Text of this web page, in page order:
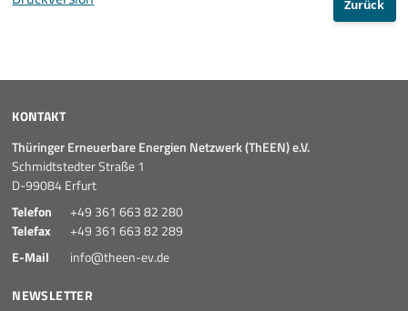
Zurück
KONTAKT
Thüringer Erneuerbare Energien Netzwerk (ThEEN) e.V.
Schmidtstedter Straße 1
D-99084 Erfurt
Telefon
+49 361 663 82 280
Telefax
+49 361 663 82 289
E-Mail
info@theen-ev.de
NEWSLETTER